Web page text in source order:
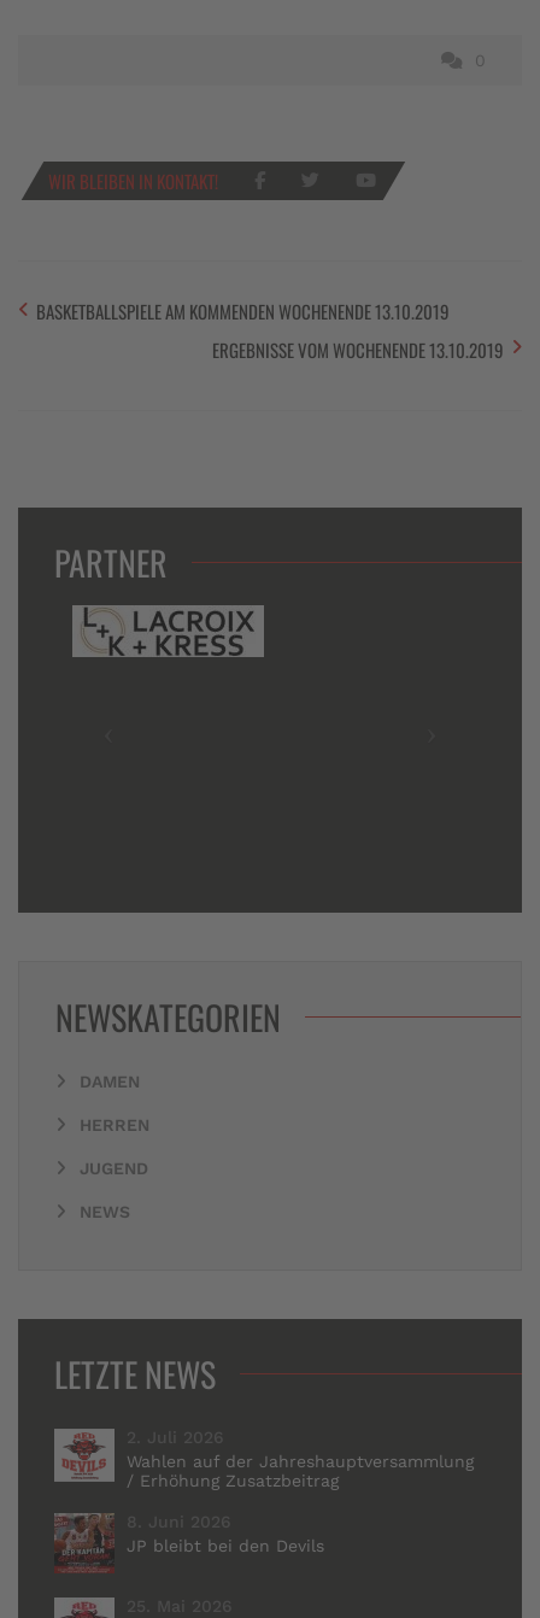
0
WIR BLEIBEN IN KONTAKT!
BASKETBALLSPIELE AM KOMMENDEN WOCHENENDE 13.10.2019
ERGEBNISSE VOM WOCHENENDE 13.10.2019
PARTNER
NEWSKATEGORIEN
DAMEN
HERREN
JUGEND
NEWS
LETZTE NEWS
2. Juli 2026
Wahlen auf der Jahreshauptversammlung
/ Erhöhung Zusatzbeitrag
8. Juni 2026
JP bleibt bei den Devils
25. Mai 2026